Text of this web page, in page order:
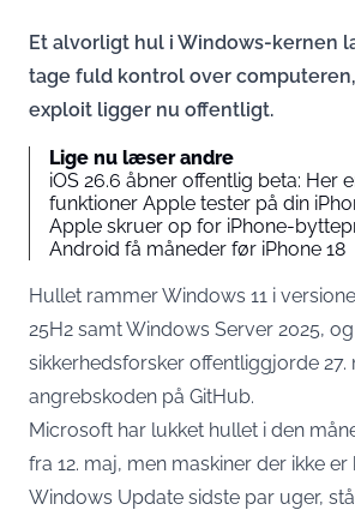
Et alvorligt hul i Windows-kernen
tage fuld kontrol over
exploit ligger nu offentligt.
Lige nu læser andre
iOS 26.6 åbner offentlig beta: Her
funktioner Apple tester på din
Apple skruer op for iPhone-
Android få måneder før iPhone 18
Hullet rammer Windows 11 i
25H2 samt Windows Server 2025,
sikkerhedsforsker offentliggjorde 27.
angrebskoden på GitHub.
Microsoft har lukket hullet i den
fra 12. maj, men maskiner der ikke
Windows Update sidste par uger,